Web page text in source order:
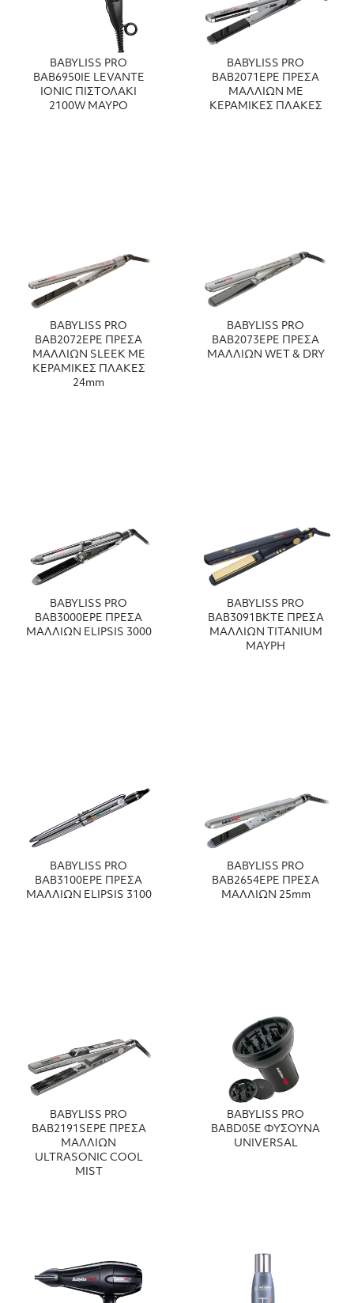
BABYLISS PRO
BAB6950IE LEVANTE
IONIC ΠΙΣΤΟΛΑΚΙ
2100W ΜΑΥΡΟ
BABYLISS PRO
BAB2071EPE ΠΡΕΣΑ
ΜΑΛΛΙΩΝ ΜΕ
ΚΕΡΑΜΙΚΕΣ ΠΛΑΚΕΣ
BABYLISS PRO
BAB2072EPE ΠΡΕΣΑ
ΜΑΛΛΙΩΝ SLEEK ΜΕ
ΚΕΡΑΜΙΚΕΣ ΠΛΑΚΕΣ
24mm
BABYLISS PRO
BAB2073EPE ΠΡΕΣΑ
ΜΑΛΛΙΩΝ WET & DRY
BABYLISS PRO
BAB3000EPE ΠΡΕΣΑ
ΜΑΛΛΙΩΝ ELIPSIS 3000
BABYLISS PRO
BAB3091BKTE ΠΡΕΣΑ
ΜΑΛΛΙΩΝ TITANIUM
ΜΑΥΡΗ
BABYLISS PRO
BAB3100EPE ΠΡΕΣΑ
ΜΑΛΛΙΩΝ ELIPSIS 3100
BABYLISS PRO
BAB2654EPE ΠΡΕΣΑ
ΜΑΛΛΙΩΝ 25mm
BABYLISS PRO
BAB2191SEPE ΠΡΕΣΑ
ΜΑΛΛΙΩΝ
ULTRASONIC COOL
MIST
BABYLISS PRO
BABD05E ΦΥΣΟΥΝΑ
UNIVERSAL